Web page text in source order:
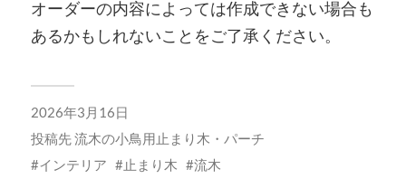
オーダーの内容によっては作成できない場合も
あるかもしれないことをご了承ください。
2026年3月16日
投稿先流木の小鳥用止まり木・パーチ
インテリア
止まり木 流木